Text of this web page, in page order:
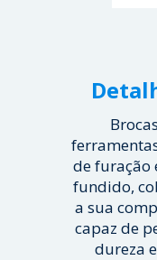
de furação
fundido,
a sua
capaz de
dureza